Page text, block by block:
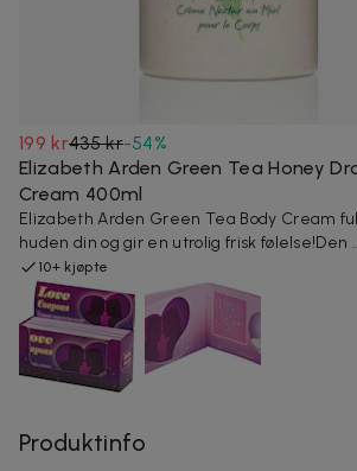
199 kr435 kr-54%
Elizabeth Arden Green Tea Honey
Cream 400ml
Elizabeth Arden Green Tea Body Cream
huden din og gir en utrolig frisk følelse!Den
10+ kjøpte
Produktinfo